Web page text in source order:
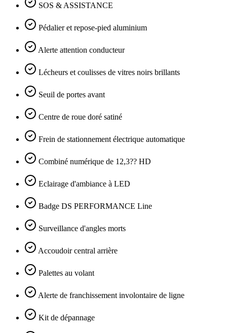
SOS & ASSISTANCE
Pédalier et repose-pied aluminium
Alerte attention conducteur
Lécheurs et coulisses de vitres noirs brillants
Seuil de portes avant
Centre de roue doré satiné
Frein de stationnement électrique automatique
Combiné numérique de 12,3?? HD
Eclairage d'ambiance à LED
Badge DS PERFORMANCE Line
Surveillance d'angles morts
Accoudoir central arrière
Palettes au volant
Alerte de franchissement involontaire de ligne
Kit de dépannage